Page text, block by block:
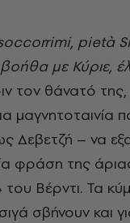
με Κύριε,
τον θάνατό της,
μαγνητοταινία
Δεβετζή – να
φράση της
Βέρντι. Τα
σβήνουν και